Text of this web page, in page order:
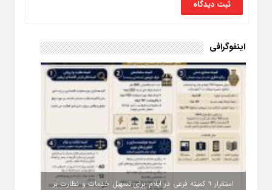
اینفوگرافی
استقرار ۹ کمیته فرعی در ایلام برای تسهیل خدمات و نظارت بر